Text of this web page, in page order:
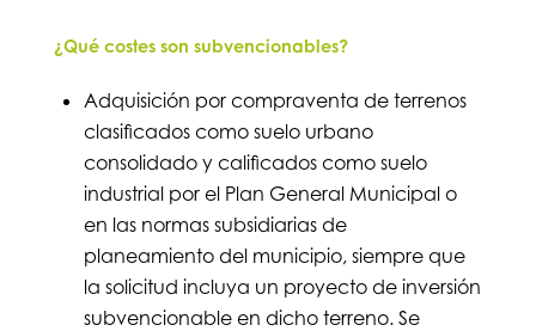
¿Qué costes son subvencionables?
Adquisición por compraventa de terrenos
clasificados como suelo urbano
consolidado y calificados como suelo
industrial por el Plan General Municipal o
en las normas subsidiarias de
planeamiento del municipio, siempre que
la solicitud incluya un proyecto de inversión
subvencionable en dicho terreno. Se